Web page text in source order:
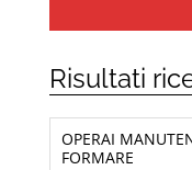
Risultati
OPERAI
FORMARE